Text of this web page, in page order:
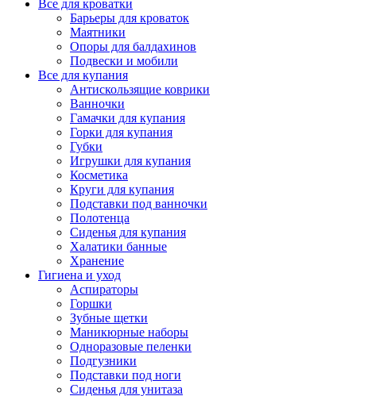
Все для кроватки
Барьеры для кроваток
Маятники
Опоры для балдахинов
Подвески и мобили
Все для купания
Антискользящие коврики
Ванночки
Гамачки для купания
Горки для купания
Губки
Игрушки для купания
Косметика
Круги для купания
Подставки под ванночки
Полотенца
Сиденья для купания
Халатики банные
Хранение
Гигиена и уход
Аспираторы
Горшки
Зубные щетки
Маникюрные наборы
Одноразовые пеленки
Подгузники
Подставки под ноги
Сиденья для унитаза